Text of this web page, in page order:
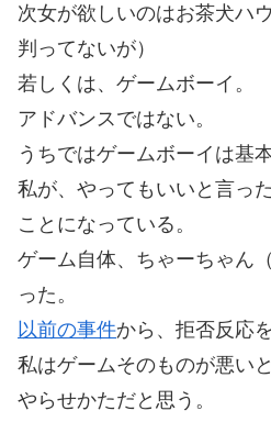
次女が欲しいのはお茶犬ハ
判ってないが）
若しくは、ゲームボーイ。
アドバンスではない。
うちではゲームボーイは基
私が、やってもいいと言っ
ことになっている。
ゲーム自体、ちゃーちゃん
った。
以前の事件から、拒否反応
私はゲームそのものが悪い
やらせかただと思う。